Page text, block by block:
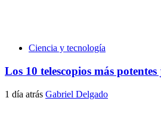
Ciencia y tecnología
Los 10 telescopios más
1 día atrás Gabriel Delgado